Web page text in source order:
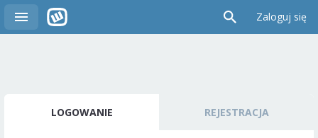
Zaloguj się
LOGOWANIE REJESTRACJA